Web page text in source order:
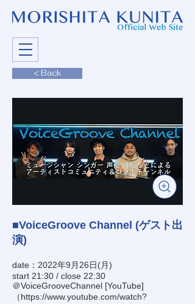
< Back
■VoiceGroove Channel (ゲスト出
演)
date：2022年9月26日(月)
start 21:30 / close 22:30
＠VoiceGrooveChannel [YouTube]
（https://www.youtube.com/watch?